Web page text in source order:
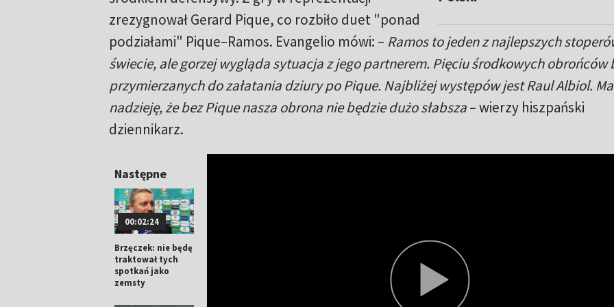
zrezygnował Gerard Pique, co rozbiło duet "ponad
podziałami" Pique–Ramos. Evangelio mówi: – Ramos to jeden z najlepszych
świecie, ale gorzej wygląda sytuacja z jego partnerem. Pięciu środkowych obrońców
przymierzanych do załatania dziury po Pique. Najbliżej występów jest Raul Albiol.
nadzieję, że bez Pique nasza obrona nie będzie dużo słabsza– wierzy hiszpański
dziennikarz.
Następne
00:02:24
Brzęczek: nie będę
traktował tych
spotkań jako
zemsty